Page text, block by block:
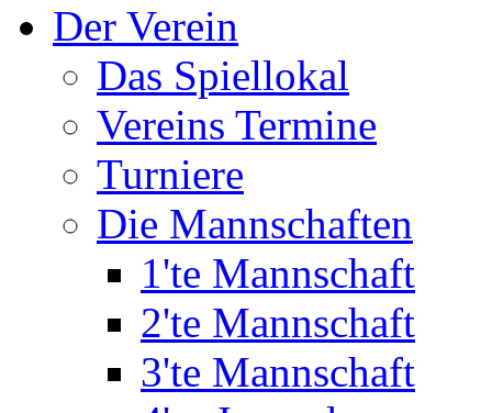
Der Verein
Das Spiellokal
Vereins Termine
Turniere
Die Mannschaften
1'te Mannschaft
2'te Mannschaft
3'te Mannschaft